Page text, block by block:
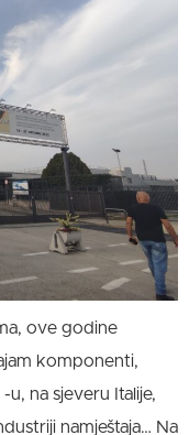
ove godine
komponenti,
na sjeveru Italije,
namještaja… Na